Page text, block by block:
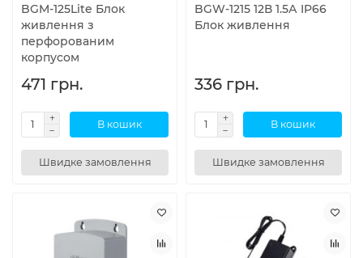
BGM-125Lite Блок
живлення з
перфорованим
корпусом
471 грн.
В кошик
Швидке замовлення
BGW-1215 12В 1.5А IP66
Блок живлення
336 грн.
В кошик
Швидке замовлення